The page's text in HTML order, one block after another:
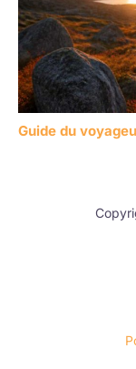
Guide du